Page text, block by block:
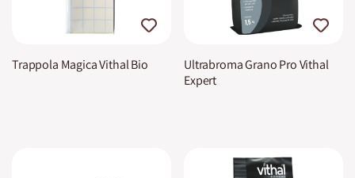
Trappola Magica Vithal Bio
Ultrabroma Grano Pro Vithal
Expert